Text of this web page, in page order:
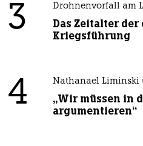
3 Drohnenvorfall am
Das Zeitalter
Kriegsführung
4 Nathanael Liminski
„Wir müssen in
argumentieren“